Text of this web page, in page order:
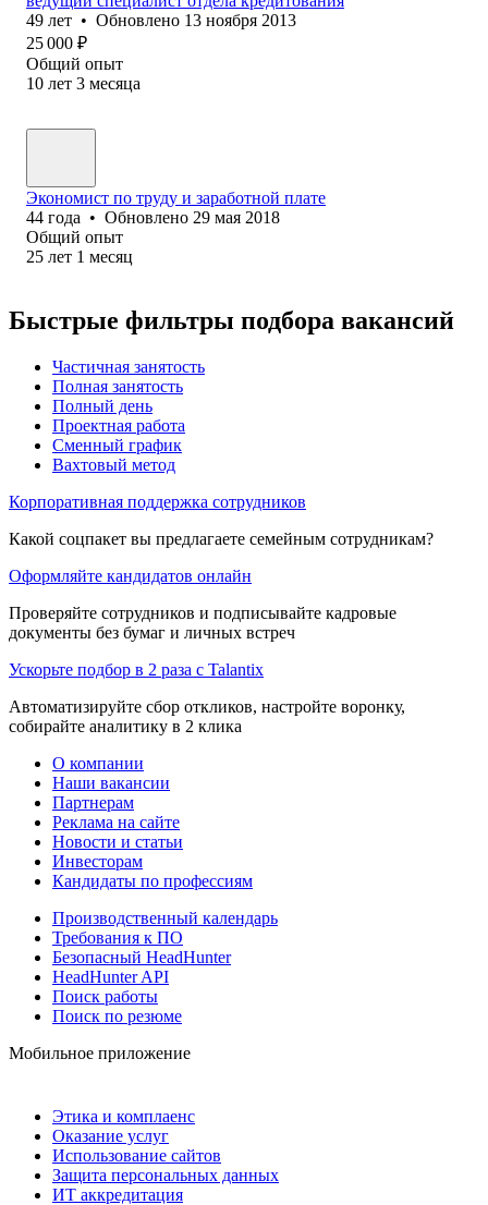
49 лет • Обновлено 13 ноября 2013
25 000 ₽
Общий опыт
10 лет 3 месяца
Экономист по труду и заработной плате
44 года • Обновлено 29 мая 2018
Общий опыт
25 лет 1 месяц
Быстрые фильтры подбора вакансий
Частичная занятость
Полная занятость
Полный день
Проектная работа
Сменный график
Вахтовый метод
Корпоративная поддержка сотрудников
Какой соцпакет вы предлагаете семейным сотрудникам?
Оформляйте кандидатов онлайн
Проверяйте сотрудников и подписывайте кадровые
документы без бумаг и личных встреч
Ускорьте подбор в 2 раза с Talantix
Автоматизируйте сбор откликов, настройте воронку,
собирайте аналитику в 2 клика
О компании
Наши вакансии
Партнерам
Реклама на сайте
Новости и статьи
Инвесторам
Кандидаты по профессиям
Производственный календарь
Требования к ПО
Безопасный HeadHunter
HeadHunter API
Поиск работы
Поиск по резюме
Мобильное приложение
Этика и комплаенс
Оказание услуг
Использование сайтов
Защита персональных данных
ИТ аккредитация